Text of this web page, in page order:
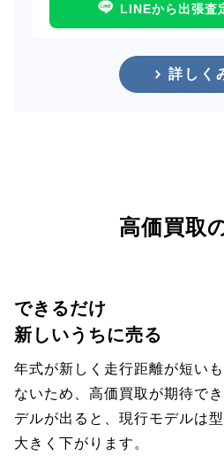
LINEから出張査
詳しく
高価買取
できるだけ
新しいうちに売る
年式が新しく走行距離が短い
ないため、高価買取が期待で
デルが出ると、現行モデルは
大きく下がります。